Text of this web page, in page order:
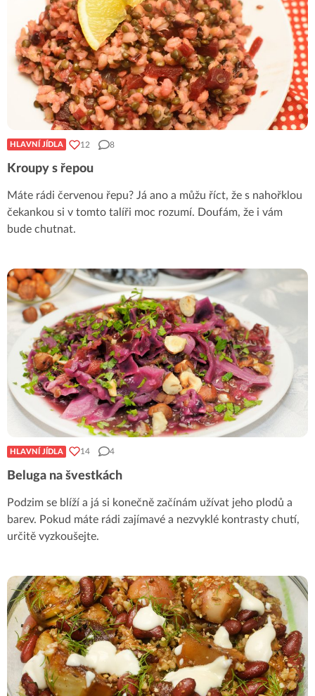
HLAVNÍ JÍDLA 12 8
Kroupy s řepou
Máte rádi červenou řepu? Já ano a můžu říct, že s nahořklou
čekankou si v tomto talíři moc rozumí. Doufám, že i vám
bude chutnat.
HLAVNÍ JÍDLA 14 4
Beluga na švestkách
Podzim se blíží a já si konečně začínám užívat jeho plodů a
barev. Pokud máte rádi zajímavé a nezvyklé kontrasty chutí,
určitě vyzkoušejte.